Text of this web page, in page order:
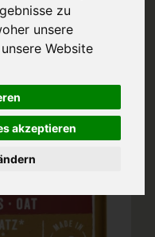
zu
unsere
Website
akzeptieren